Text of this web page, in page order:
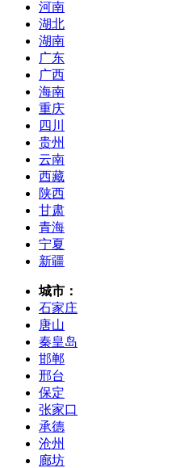
河南
湖北
湖南
广东
广西
海南
重庆
四川
贵州
云南
西藏
陕西
甘肃
青海
宁夏
新疆
城市：
石家庄
唐山
秦皇岛
邯郸
邢台
保定
张家口
承德
沧州
廊坊